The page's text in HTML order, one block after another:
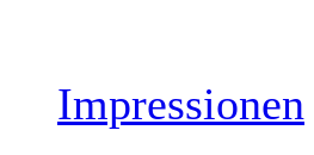
Impressionen